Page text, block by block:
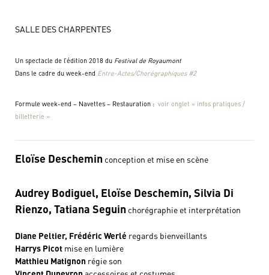
SALLE DES CHARPENTES
Un spectacle de l’édition 2018 du Festival de Royaumont
Dans le cadre du week-end Entre-Actes/Chorégraphiques #2
Formule week-end – Navettes – Restauration : voir onglet « infos pratiques /
billetterie »
Eloïse Deschemin conception et mise en scène
Audrey Bodiguel, Eloïse Deschemin, Silvia Di
Rienzo, Tatiana Seguin chorégraphie et interprétation
Diane Peltier, Frédéric Werlé regards bienveillants
Harrys Picot mise en lumière
Matthieu Matignon régie son